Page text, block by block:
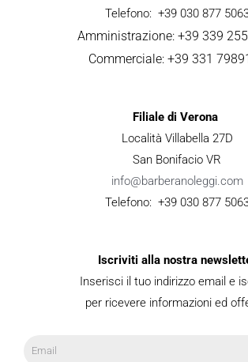
Telefono: +39 030 877
Amministrazione: +39 339
Commerciale: +39 331
Filiale di Verona
Località Villabella 27D
San Bonifacio VR
info@barberanoleggi.com
Telefono: +39 030 877
Iscriviti alla nostra
Inserisci il tuo indirizzo email e
per ricevere informazioni ed